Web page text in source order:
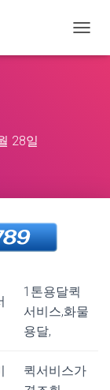
비
28일
1톤용달퀵
서비스,화물
용달,
퀵서비스가